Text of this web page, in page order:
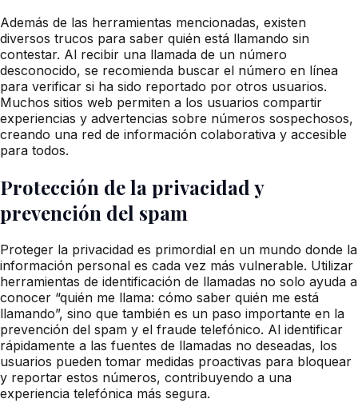
Además de las herramientas mencionadas, existen
diversos trucos para saber quién está llamando sin
contestar. Al recibir una llamada de un número
desconocido, se recomienda buscar el número en línea
para verificar si ha sido reportado por otros usuarios.
Muchos sitios web permiten a los usuarios compartir
experiencias y advertencias sobre números sospechosos,
creando una red de información colaborativa y accesible
para todos.
Protección de la privacidad y
prevención del spam
Proteger la privacidad es primordial en un mundo donde la
información personal es cada vez más vulnerable. Utilizar
herramientas de identificación de llamadas no solo ayuda a
conocer “quién me llama: cómo saber quién me está
llamando”, sino que también es un paso importante en la
prevención del spam y el fraude telefónico. Al identificar
rápidamente a las fuentes de llamadas no deseadas, los
usuarios pueden tomar medidas proactivas para bloquear
y reportar estos números, contribuyendo a una
experiencia telefónica más segura.